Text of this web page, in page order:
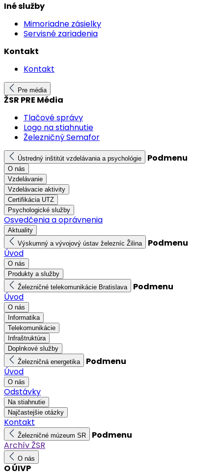
Iné služby
Mimoriadne zásielky
Servisné zariadenia
Kontakt
Kontakt
Pre média
ŽSR PRE Média
Tlačové správy
Logo na stiahnutie
Železničný Semafor
Ústredný inštitút vzdelávania a psychológie Podmenu
O nás
Vzdelávanie
Vzdelávacie aktivity
Certifikácia UTZ
Psychologické služby
Osvedčenia a oprávnenia
Aktuality
Výskumný a vývojový ústav železníc Žilina
Podmenu
Úvod
O nás
Produkty a služby
Železničné telekomunikácie Bratislava
Podmenu
Úvod
O nás
Informatika
Telekomunikácie
Infraštruktúra
Doplnkové služby
Železničná energetika
Podmenu
Úvod
O nás
Odstávky
Na stiahnutie
Najčastejšie otázky
Kontakt
Železničné múzeum SR
Podmenu
Archív ŽSR
O nás
O ÚIVP